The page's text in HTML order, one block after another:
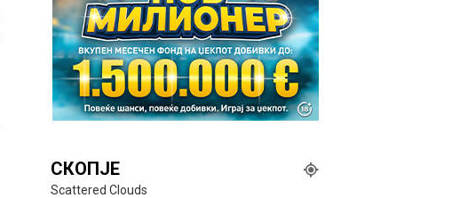
СКОПЈЕ
Scattered Clouds